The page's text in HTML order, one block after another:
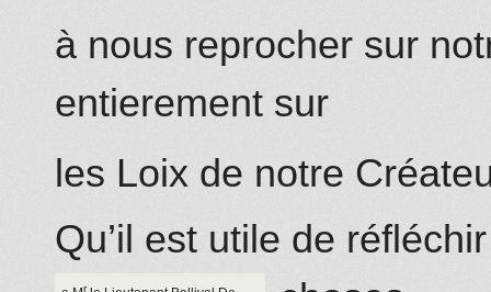
à nous reprocher sur
entierement sur
les Loix de notre
Qu’il est utile de
r